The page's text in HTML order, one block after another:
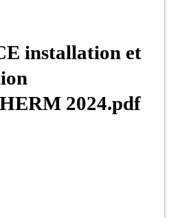
installation et
2024.pdf